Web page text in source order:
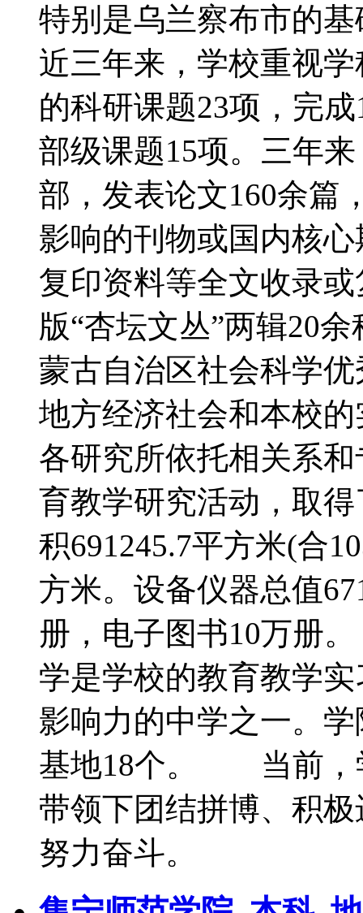
特别是乌兰察布市
近三年来，学校重视
的科研课题23项，完
部级课题15项。三年
部，发表论文160余篇
影响的刊物或国内核
复印资料等全文收录
版“杏坛文丛”两辑20
蒙古自治区社会科学
地方经济社会和本校
各研究所依托相关系
育教学研究活动，取
积691245.7平方米(合
方米。设备仪器总值
册，电子图书10万
学是学校的教育教学
影响力的中学之一。
基地18个。 当前，
带领下团结拼博、积
努力奋斗。